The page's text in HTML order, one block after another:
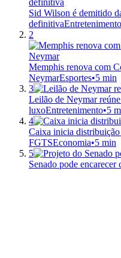
Sid Wilson é demitido
definitivaEntretenimento
2
Memphis renova com
NeymarEsportes•5 min
3
Leilão de Neymar
luxoEntretenimento•5
4
Caixa inicia
FGTSEconomia•5 min
5
Senado pode encarecer